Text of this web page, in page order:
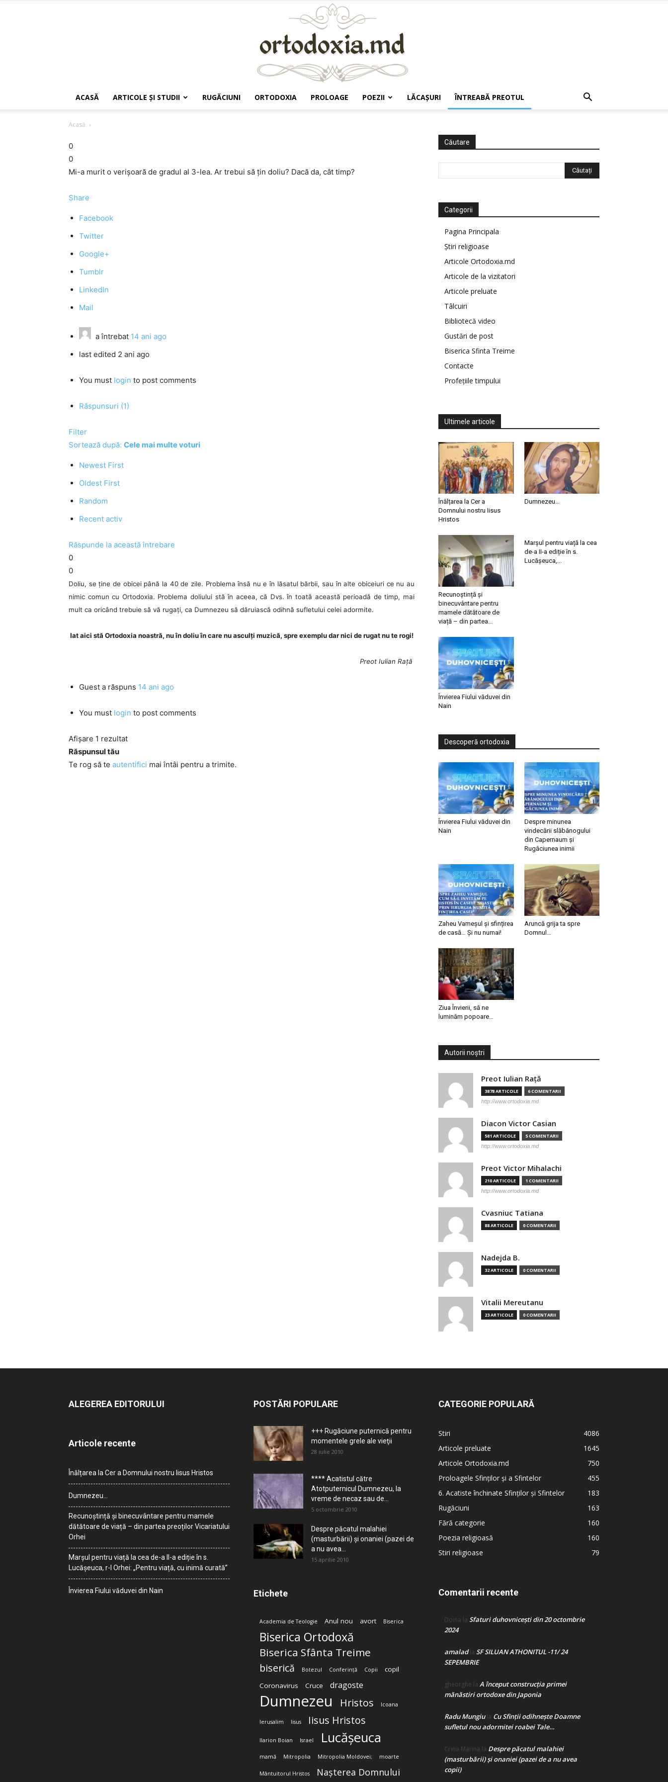
ACASĂ ARTICOLE ŞI STUDII RUGĂCIUNI ORTODOXIA PROLOAGE POEZII LĂCAŞURI ÎNTREABĂ PREOTUL
Acasă
0
0
Mi-a murit o verişoară de gradul al 3-lea. Ar trebui să ţin doliu? Dacă da, cât timp?
Share
Facebook
Twitter
Google+
Tumblr
LinkedIn
Mail
a întrebat 14 ani ago
last edited 2 ani ago
You must login to post comments
Răspunsuri (1)
Filter
Sortează după: Cele mai multe voturi
Newest First
Oldest First
Random
Recent activ
Răspunde la această întrebare
0
0
Doliu, se ține de obicei până la 40 de zile. Problema însă nu e în lăsatul bărbii, sau în alte obiceiuri ce nu au
nimic comun cu Ortodoxia. Problema doliului stă în aceea, că Dvs. în toată această perioadă de timp, mai
mult ca oricând trebuie să vă rugați, ca Dumnezeu să dăruiască odihnă sufletului celei adormite.
Iat aici stă Ortodoxia noastră, nu în doliu în care nu asculți muzică, spre exemplu dar nici de rugat nu te rogi!
Preot Iulian Rață
Guest a răspuns 14 ani ago
You must login to post comments
Afișare 1 rezultat
Răspunsul tău
Te rog să te autentifici mai întâi pentru a trimite.
Căutare
Categorii
Pagina Principala
Știri religioase
Articole Ortodoxia.md
Articole de la vizitatori
Articole preluate
Tâlcuiri
Bibliotecă video
Gustări de post
Biserica Sfinta Treime
Contacte
Profețiile timpului
Ultimele articole
Înălțarea la Cer a
Domnului nostru Iisus
Hristos
Dumnezeu…
Recunoștință și
binecuvântare pentru
mamele dătătoare de
viață – din partea...
Marșul pentru viață la cea
de-a II-a ediție în s.
Lucășeuca,...
Învierea Fiului văduvei din
Nain
Descoperă ortodoxia
Învierea Fiului văduvei din
Nain
Despre minunea
vindecării slăbănogului
din Capernaum și
Rugăciunea inimii
Zaheu Vameșul și sfințirea
de casă… Și nu numai!
Aruncă grija ta spre
Domnul…
Ziua Învierii, să ne
luminăm popoare…
Autorii noștri
Preot Iulian Raţă
3878 ARTICOLE 6 COMENTARII
http://www.ortodoxia.md
Diacon Victor Casian
581 ARTICOLE 5 COMENTARII
http://www.ortodoxia.md
Preot Victor Mihalachi
210 ARTICOLE 1 COMENTARII
http://www.ortodoxia.md
Cvasniuc Tatiana
88 ARTICOLE 0 COMENTARII
Nadejda B.
32 ARTICOLE 0 COMENTARII
Vitalii Mereutanu
23 ARTICOLE 0 COMENTARII
ALEGEREA EDITORULUI
Articole recente
Înălțarea la Cer a Domnului nostru Iisus Hristos
Dumnezeu…
Recunoștință și binecuvântare pentru mamele
dătătoare de viață – din partea preoților Vicariatului
Orhei
Marșul pentru viață la cea de-a II-a ediție în s.
Lucășeuca, r-l Orhei: „Pentru viață, cu inimă curată”
Învierea Fiului văduvei din Nain
POSTĂRI POPULARE
+++ Rugăciune puternică pentru
momentele grele ale vieţii
28 iulie 2010
**** Acatistul către
Atotputernicul Dumnezeu, la
vreme de necaz sau de...
5 octombrie 2010
Despre păcatul malahiei
(masturbării) şi onaniei (pazei de
a nu avea...
15 aprilie 2010
Etichete
Academia de Teologie Anul nou avort Biserica
Biserica Ortodoxă
Biserica Sfânta Treime
biserică Botezul Conferință Copii
copil
Coronavirus
Cruce dragoste
Dumnezeu Hristos Icoana
Ierusalim Iisus Iisus Hristos
Ilarion Boian Israel Lucășeuca
mamă Mitropolia Mitropolia Moldovei; moarte
Mântuitorul Hristos Nașterea Domnului
CATEGORIE POPULARĂ
Stiri
4086
Articole preluate
1645
Articole Ortodoxia.md
750
Proloagele Sfinților și a Sfintelor
455
6. Acatiste închinate Sfinților și Sfintelor
183
Rugăciuni
163
Fără categorie
160
Poezia religioasă
160
Stiri religioase
79
Comentarii recente
Doina la Sfaturi duhovnicești din 20 octombrie
2024
amaladla SF SILUAN ATHONITUL -11/ 24
SEPEMBRIE
gheorghe la A început construcţia primei
mănăstiri ortodoxe din Japonia
Radu Mungiula Cu Sfinții odihnește Doamne
sufletul nou adormitei roabei Tale…
Crina Marina la Despre păcatul malahiei
(masturbării) şi onaniei (pazei de a nu avea
copii)